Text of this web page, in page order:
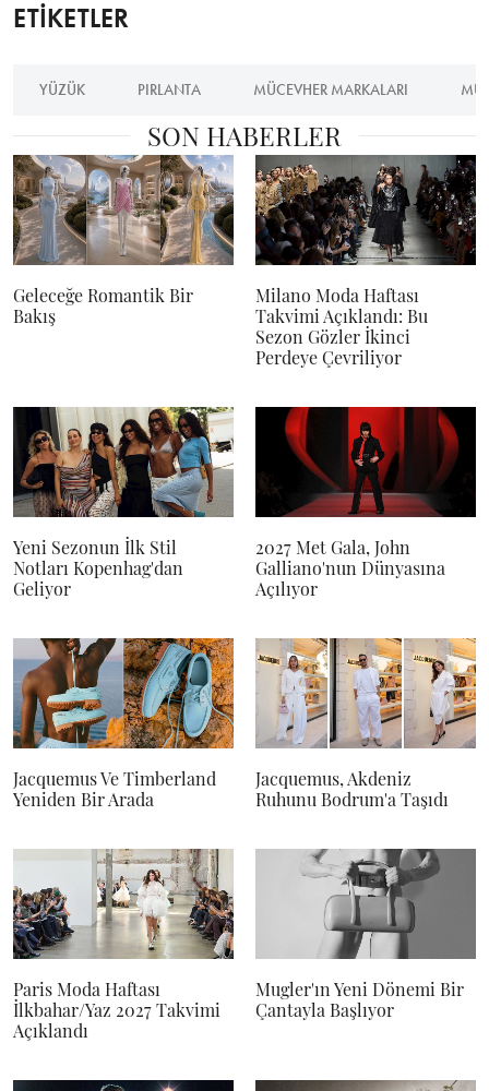
ETİKETLER
YÜZÜK PIRLANTA MÜCEVHER MARKALARI
SON HABERLER
Geleceğe Romantik Bir
Bakış
Milano Moda Haftası
Takvimi Açıklandı: Bu
Sezon Gözler İkinci
Perdeye Çevriliyor
Yeni Sezonun İlk Stil
Notları Kopenhag'dan
Geliyor
2027 Met Gala, John
Galliano'nun Dünyasına
Açılıyor
Jacquemus Ve Timberland
Yeniden Bir Arada
Jacquemus, Akdeniz
Ruhunu Bodrum'a Taşıdı
Paris Moda Haftası
İlkbahar/Yaz 2027 Takvimi
Açıklandı
Mugler'ın Yeni Dönemi Bir
Çantayla Başlıyor